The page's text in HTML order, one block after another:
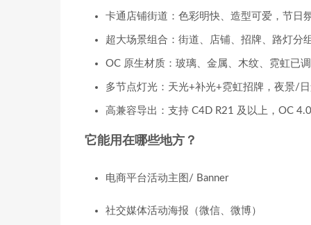
卡通店铺街道：色彩明快、造型可爱，节日
超大场景组合：街道、店铺、招牌、路灯分
OC 原生材质：玻璃、金属、木纹、霓虹已
多节点灯光：天光+补光+霓虹招牌，夜景/
高兼容导出：支持 C4D R21 及以上，OC
它能用在哪些地方？
电商平台活动主图/ Banner
社交媒体活动海报（微信、微博）